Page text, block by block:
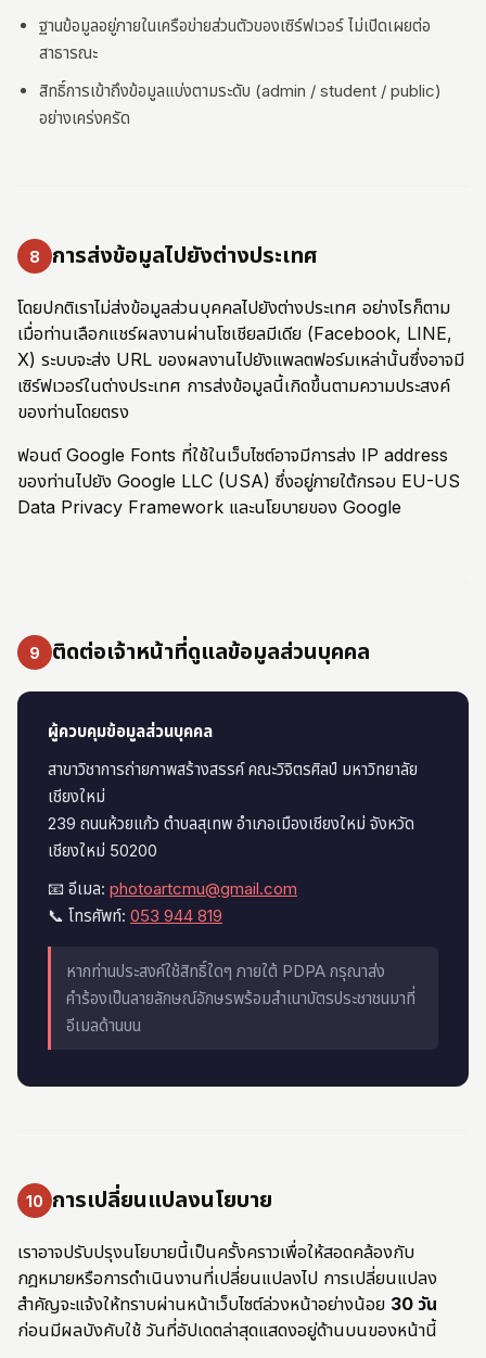
ฐานข้อมูลอยู่ภายในเครือข่ายส่วนตัวของเซิร์ฟเวอร์ ไม่เปิดเผยต่อ
สาธารณะ
สิทธิ์การเข้าถึงข้อมูลแบ่งตามระดับ (admin / student / public)
อย่างเคร่งครัด
8 การส่งข้อมูลไปยังต่างประเทศ
โดยปกติเราไม่ส่งข้อมูลส่วนบุคคลไปยังต่างประเทศ อย่างไรก็ตาม
เมื่อท่านเลือกแชร์ผลงานผ่านโซเชียลมีเดีย (Facebook, LINE,
X) ระบบจะส่ง URL ของผลงานไปยังแพลตฟอร์มเหล่านั้นซึ่งอาจมี
เซิร์ฟเวอร์ในต่างประเทศ การส่งข้อมูลนี้เกิดขึ้นตามความประสงค์
ของท่านโดยตรง
ฟอนต์ Google Fonts ที่ใช้ในเว็บไซต์อาจมีการส่ง IP address
ของท่านไปยัง Google LLC (USA) ซึ่งอยู่ภายใต้กรอบ EU-US
Data Privacy Framework และนโยบายของ Google
9 ติดต่อเจ้าหน้าที่ดูแลข้อมูลส่วนบุคคล
ผู้ควบคุมข้อมูลส่วนบุคคล
สาขาวิชาการถ่ายภาพสร้างสรรค์ คณะวิจิตรศิลป์ มหาวิทยาลัย
เชียงใหม่
239 ถนนห้วยแก้ว ตำบลสุเทพ อำเภอเมืองเชียงใหม่ จังหวัด
เชียงใหม่ 50200
📧 อีเมล: photoartcmu@gmail.com
📞 โทรศัพท์: 053 944 819
หากท่านประสงค์ใช้สิทธิ์ใดๆ ภายใต้ PDPA กรุณาส่ง
คำร้องเป็นลายลักษณ์อักษรพร้อมสำเนาบัตรประชาชนมาที่
อีเมลด้านบน
10 การเปลี่ยนแปลงนโยบาย
เราอาจปรับปรุงนโยบายนี้เป็นครั้งคราวเพื่อให้สอดคล้องกับ
กฎหมายหรือการดำเนินงานที่เปลี่ยนแปลงไป การเปลี่ยนแปลง
สำคัญจะแจ้งให้ทราบผ่านหน้าเว็บไซต์ล่วงหน้าอย่างน้อย 30 วัน
ก่อนมีผลบังคับใช้ วันที่อัปเดตล่าสุดแสดงอยู่ด้านบนของหน้านี้